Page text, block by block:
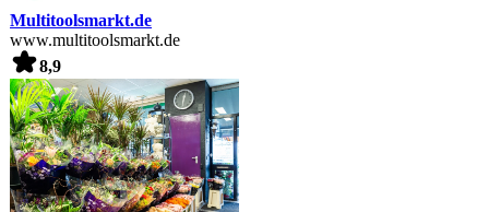
Multitoolsmarkt.de
www.multitoolsmarkt.de
8,9